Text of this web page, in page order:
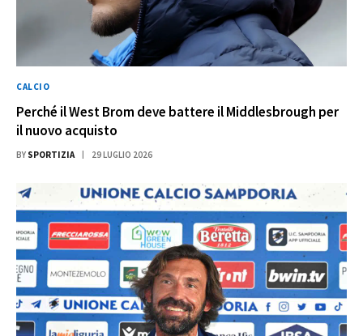
CALCIO
Perché il West Brom deve battere il Middlesbrough per
il nuovo acquisto
BY SPORTIZIA 29 LUGLIO 2026